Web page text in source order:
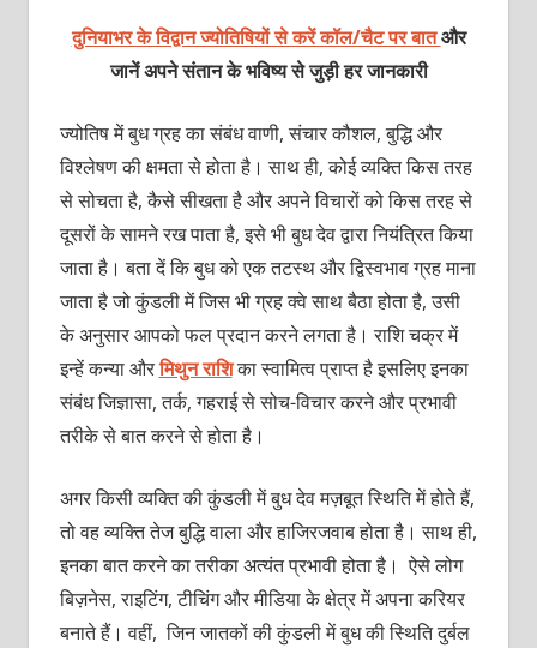
दुनियाभर के विद्वान ज्योतिषियों से करें कॉल/चैट पर बातऔर
जानें अपने संतान के भविष्य से जुड़ी हर जानकारी
ज्योतिष में बुध ग्रह का संबंध वाणी, संचार कौशल, बुद्धि और
विश्लेषण की क्षमता से होता है। साथ ही, कोई व्यक्ति किस तरह
से सोचता है, कैसे सीखता है और अपने विचारों को किस तरह से
दूसरों के सामने रख पाता है, इसे भी बुध देव द्वारा नियंत्रित किया
जाता है। बता दें कि बुध को एक तटस्थ और द्विस्वभाव ग्रह माना
जाता है जो कुंडली में जिस भी ग्रह क्वे साथ बैठा होता है, उसी
के अनुसार आपको फल प्रदान करने लगता है। राशि चक्र में
इन्हें कन्या औरमिथुन राशिका स्वामित्व प्राप्त है इसलिए इनका
संबंध जिज्ञासा, तर्क, गहराई से सोच-विचार करने और प्रभावी
तरीके से बात करने से होता है।
अगर किसी व्यक्ति की कुंडली में बुध देव मज़बूत स्थिति में होते हैं,
तो वह व्यक्ति तेज बुद्धि वाला और हाजिरजवाब होता है। साथ ही,
इनका बात करने का तरीका अत्यंत प्रभावी होता है। ऐसे लोग
बिज़नेस, राइटिंग, टीचिंग और मीडिया के क्षेत्र में अपना करियर
बनाते हैं। वहीं, जिन जातकों की कुंडली में बुध की स्थिति दुर्बल